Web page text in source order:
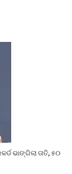
ଭାଙ୍ଗିଲା ତାତି, ୫୦